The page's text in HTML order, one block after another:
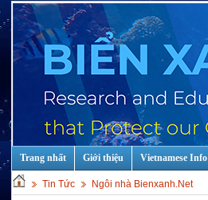
Trang nhất Giới thiệu Vietnamese Info
Tin Tức Ngôi nhà Bienxanh.Net